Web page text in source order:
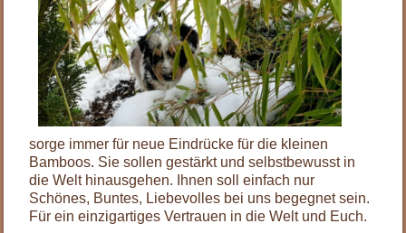
sorge immer für neue Eindrücke für die kleinen
Bamboos. Sie sollen gestärkt und selbstbewusst in
die Welt hinausgehen. Ihnen soll einfach nur
Schönes, Buntes, Liebevolles bei uns begegnet sein.
Für ein einzigartiges Vertrauen in die Welt und Euch.